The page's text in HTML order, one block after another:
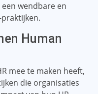
wendbare en
Human
mee te maken heeft,
die organisaties